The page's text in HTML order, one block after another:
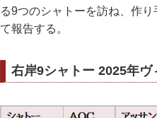
る9つのシャトーを訪ね、作
て報告する。
右岸9シャトー 2025年ヴ